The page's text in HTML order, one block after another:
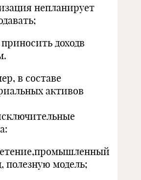
непланирует
доходв
в составе
активов
полезную модель;